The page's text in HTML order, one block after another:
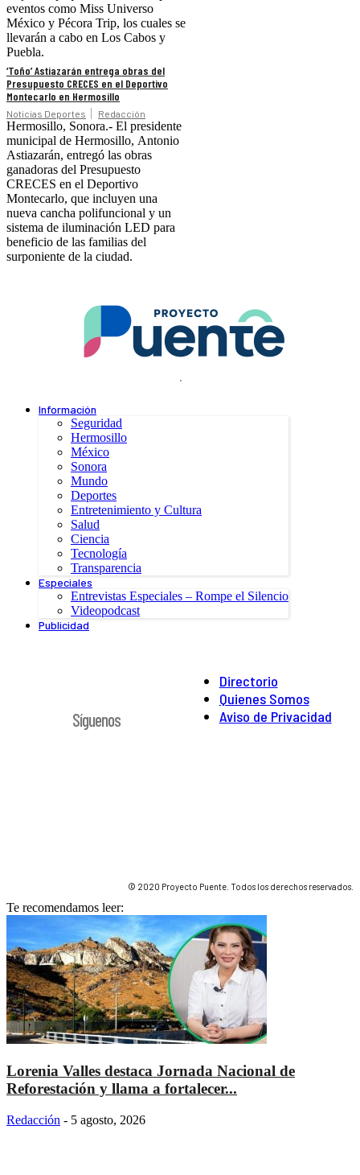
eventos como Miss Universo
México y Pécora Trip, los cuales se
llevarán a cabo en Los Cabos y
Puebla.
‘Toño’ Astiazarán entrega obras del
Presupuesto CRECES en el Deportivo
Montecarlo en Hermosillo
Noticias Deportes Redacción
Hermosillo, Sonora.- El presidente
municipal de Hermosillo, Antonio
Astiazarán, entregó las obras
ganadoras del Presupuesto
CRECES en el Deportivo
Montecarlo, que incluyen una
nueva cancha polifuncional y un
sistema de iluminación LED para
beneficio de las familias del
surponiente de la ciudad.
.
Información
Seguridad
Hermosillo
México
Sonora
Mundo
Deportes
Entretenimiento y Cultura
Salud
Ciencia
Tecnología
Transparencia
Especiales
Entrevistas Especiales – Rompe el Silencio
Videopodcast
Publicidad
Directorio
Quienes Somos
Aviso de Privacidad
Síguenos
© 2020 Proyecto Puente. Todos los derechos reservados.
Te recomendamos leer:
Lorenia Valles destaca Jornada Nacional de
Reforestación y llama a fortalecer...
Redacción - 5 agosto, 2026